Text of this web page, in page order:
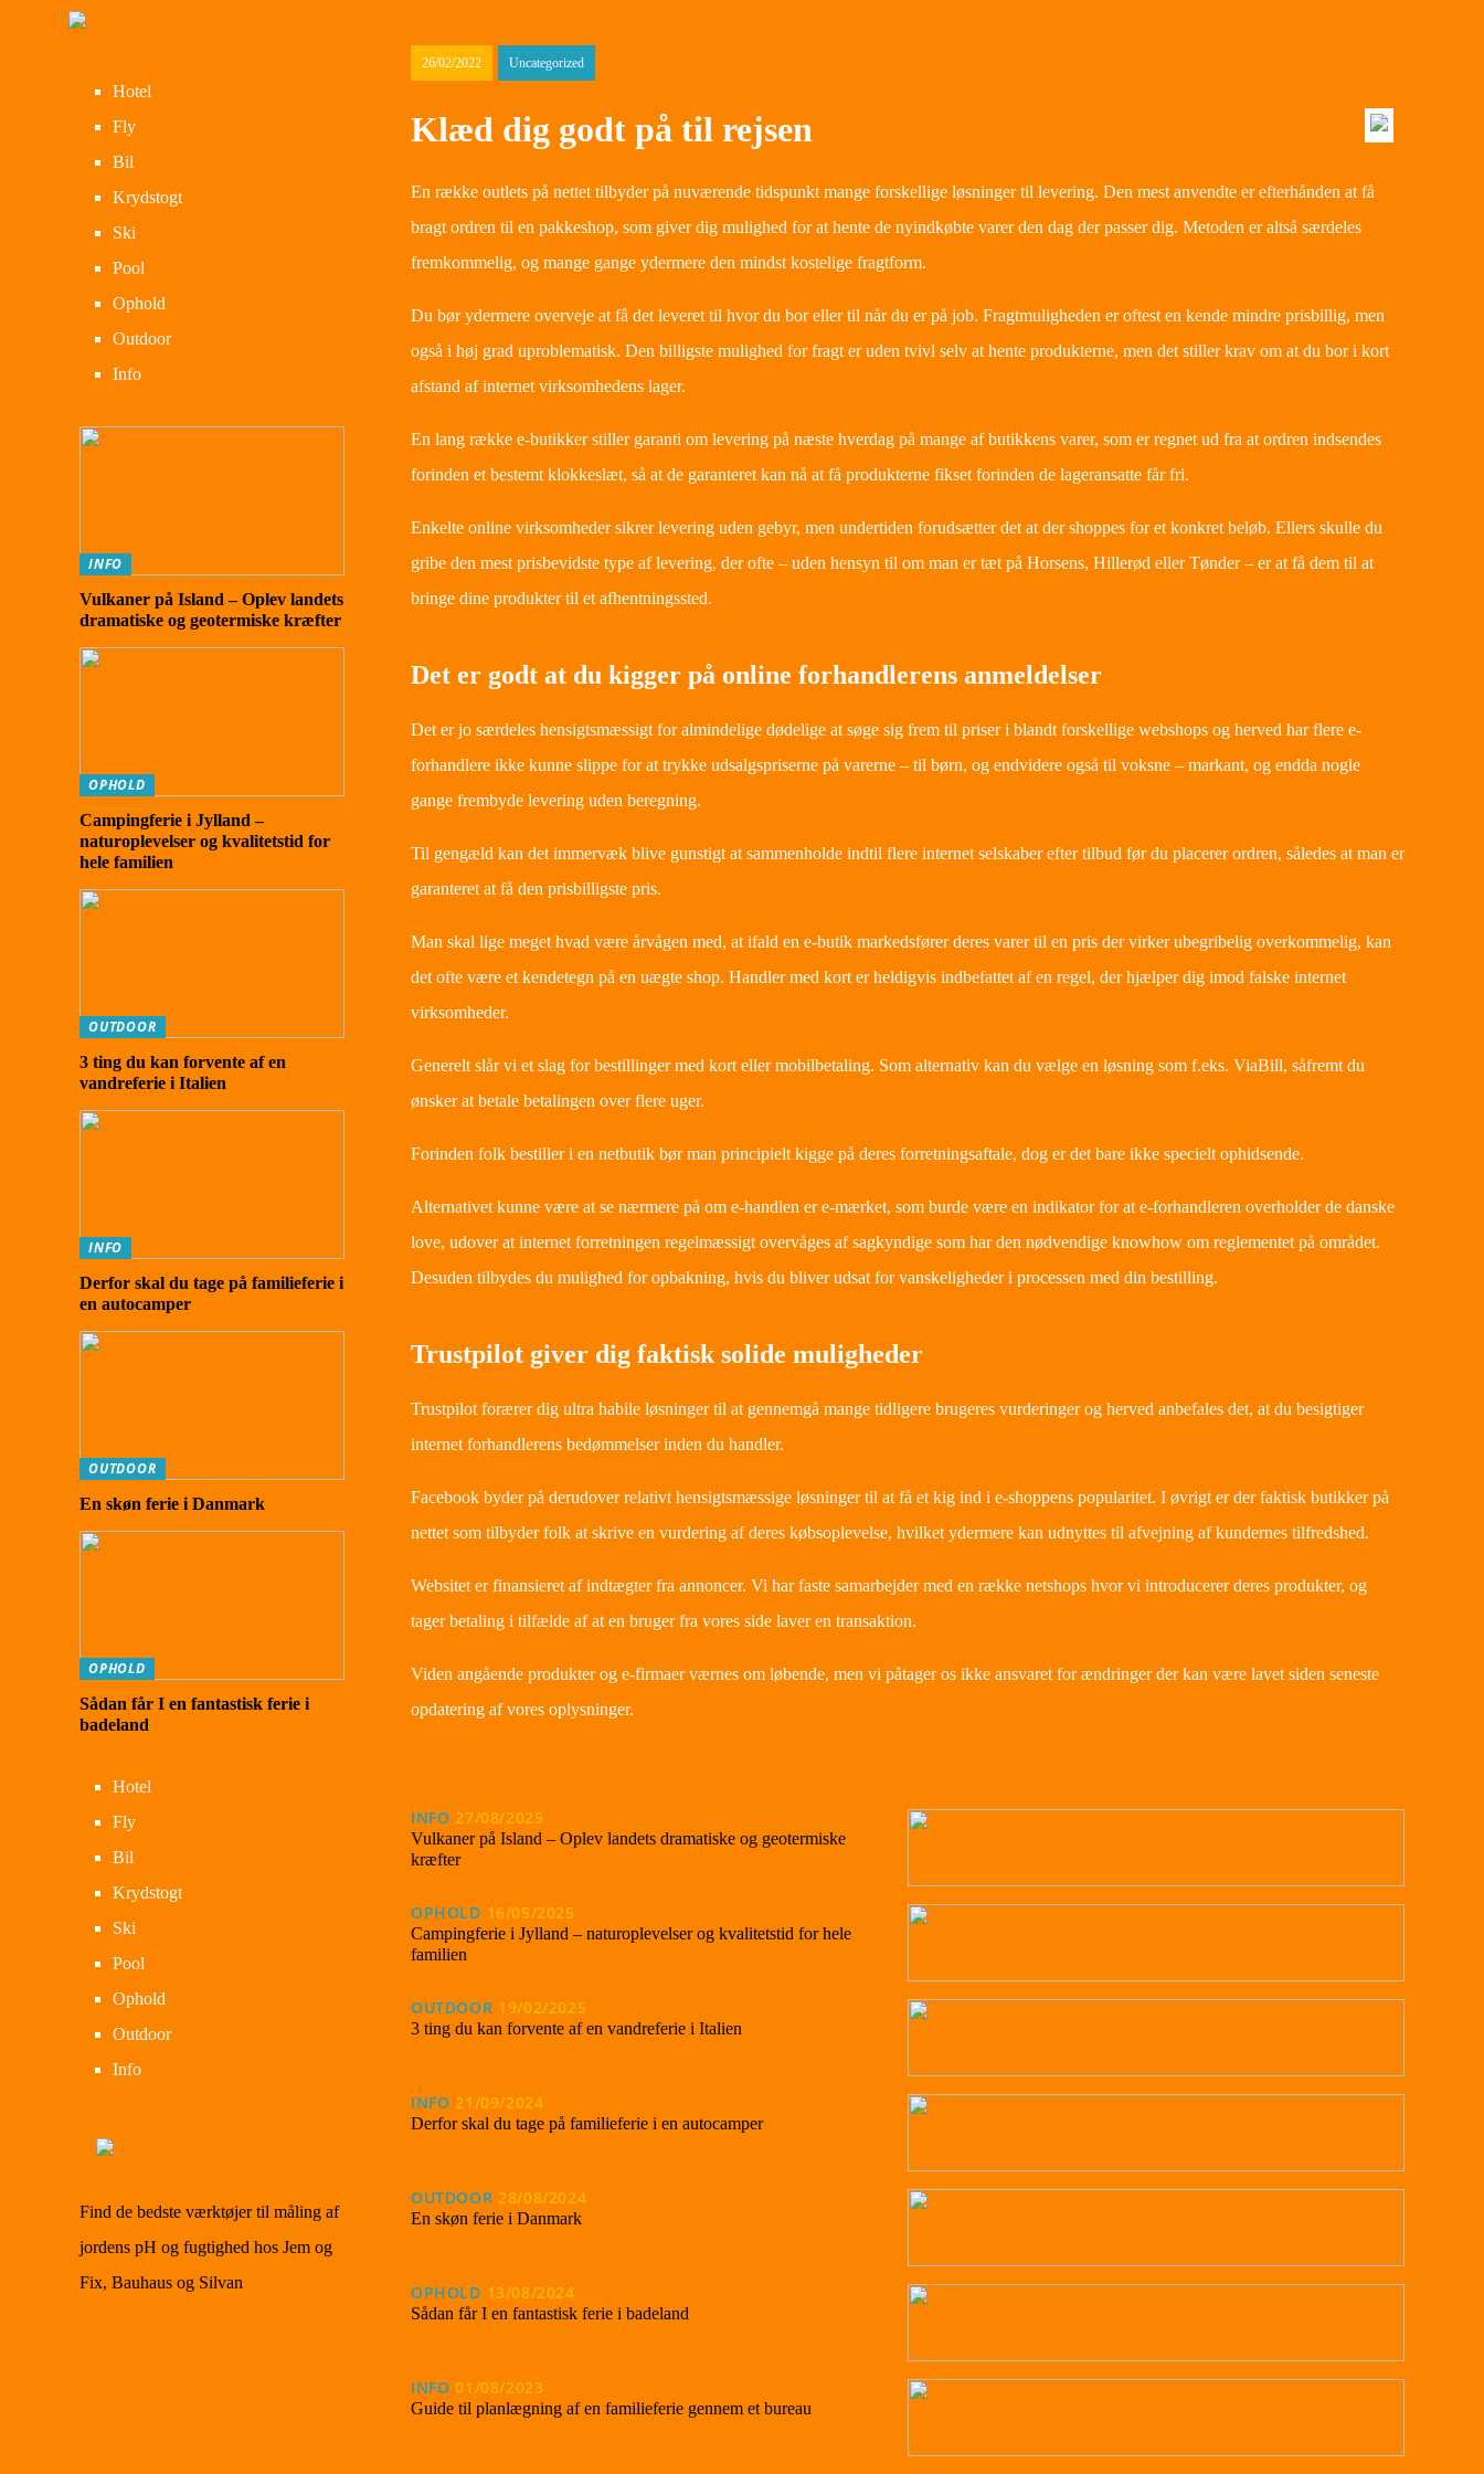
26/02/2022 Uncategorized
Klæd dig godt på til rejsen
En række outlets på nettet tilbyder på nuværende tidspunkt mange forskellige løsninger til levering. Den mest anvendte er efterhånden at få
bragt ordren til en pakkeshop, som giver dig mulighed for at hente de nyindkøbte varer den dag der passer dig. Metoden er altså særdeles
fremkommelig, og mange gange ydermere den mindst kostelige fragtform.
Du bør ydermere overveje at få det leveret til hvor du bor eller til når du er på job. Fragtmuligheden er oftest en kende mindre prisbillig, men
også i høj grad uproblematisk. Den billigste mulighed for fragt er uden tvivl selv at hente produkterne, men det stiller krav om at du bor i kort
afstand af internet virksomhedens lager.
En lang række e-butikker stiller garanti om levering på næste hverdag på mange af butikkens varer, som er regnet ud fra at ordren indsendes
forinden et bestemt klokkeslæt, så at de garanteret kan nå at få produkterne fikset forinden de lageransatte får fri.
Enkelte online virksomheder sikrer levering uden gebyr, men undertiden forudsætter det at der shoppes for et konkret beløb. Ellers skulle du
gribe den mest prisbevidste type af levering, der ofte – uden hensyn til om man er tæt på Horsens, Hillerød eller Tønder – er at få dem til at
bringe dine produkter til et afhentningssted.
Det er godt at du kigger på online forhandlerens anmeldelser
Det er jo særdeles hensigtsmæssigt for almindelige dødelige at søge sig frem til priser i blandt forskellige webshops og herved har flere e-
forhandlere ikke kunne slippe for at trykke udsalgspriserne på varerne – til børn, og endvidere også til voksne – markant, og endda nogle
gange frembyde levering uden beregning.
Til gengæld kan det immervæk blive gunstigt at sammenholde indtil flere internet selskaber efter tilbud før du placerer ordren, således at man er
garanteret at få den prisbilligste pris.
Man skal lige meget hvad være årvågen med, at ifald en e-butik markedsfører deres varer til en pris der virker ubegribelig overkommelig, kan
det ofte være et kendetegn på en uægte shop. Handler med kort er heldigvis indbefattet af en regel, der hjælper dig imod falske internet
virksomheder.
Generelt slår vi et slag for bestillinger med kort eller mobilbetaling. Som alternativ kan du vælge en løsning som f.eks. ViaBill, såfremt du
ønsker at betale betalingen over flere uger.
Forinden folk bestiller i en netbutik bør man principielt kigge på deres forretningsaftale, dog er det bare ikke specielt ophidsende.
Alternativet kunne være at se nærmere på om e-handlen er e-mærket, som burde være en indikator for at e-forhandleren overholder de danske
love, udover at internet forretningen regelmæssigt overvåges af sagkyndige som har den nødvendige knowhow om reglementet på området.
Desuden tilbydes du mulighed for opbakning, hvis du bliver udsat for vanskeligheder i processen med din bestilling.
Trustpilot giver dig faktisk solide muligheder
Trustpilot forærer dig ultra habile løsninger til at gennemgå mange tidligere brugeres vurderinger og herved anbefales det, at du besigtiger
internet forhandlerens bedømmelser inden du handler.
Facebook byder på derudover relativt hensigtsmæssige løsninger til at få et kig ind i e-shoppens popularitet. I øvrigt er der faktisk butikker på
nettet som tilbyder folk at skrive en vurdering af deres købsoplevelse, hvilket ydermere kan udnyttes til afvejning af kundernes tilfredshed.
Websitet er finansieret af indtægter fra annoncer. Vi har faste samarbejder med en række netshops hvor vi introducerer deres produkter, og
tager betaling i tilfælde af at en bruger fra vores side laver en transaktion.
Viden angående produkter og e-firmaer værnes om løbende, men vi påtager os ikke ansvaret for ændringer der kan være lavet siden seneste
opdatering af vores oplysninger.
INFO 27/08/2025
Vulkaner på Island – Oplev landets dramatiske og geotermiske
kræfter
OPHOLD 16/05/2025
Campingferie i Jylland – naturoplevelser og kvalitetstid for hele
familien
OUTDOOR 19/02/2025
3 ting du kan forvente af en vandreferie i Italien
INFO 21/09/2024
Derfor skal du tage på familieferie i en autocamper
OUTDOOR 28/08/2024
En skøn ferie i Danmark
OPHOLD 13/08/2024
Sådan får I en fantastisk ferie i badeland
INFO 01/08/2023
Guide til planlægning af en familieferie gennem et bureau
Hotel
Fly
Bil
Krydstogt
Ski
Pool
Ophold
Outdoor
Info
INFO
Vulkaner på Island – Oplev landets
dramatiske og geotermiske kræfter
OPHOLD
Campingferie i Jylland –
naturoplevelser og kvalitetstid for
hele familien
OUTDOOR
3 ting du kan forvente af en
vandreferie i Italien
INFO
Derfor skal du tage på familieferie i
en autocamper
OUTDOOR
En skøn ferie i Danmark
OPHOLD
Sådan får I en fantastisk ferie i
badeland
Hotel
Fly
Bil
Krydstogt
Ski
Pool
Ophold
Outdoor
Info
Find de bedste værktøjer til måling af
jordens pH og fugtighed hos Jem og
Fix, Bauhaus og Silvan